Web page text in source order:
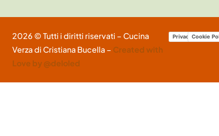
2026 © Tutti i diritti riservati – Cucina
Verza di Cristiana Bucella – Created with
Love by @deloled
Privacy Policy
Cookie